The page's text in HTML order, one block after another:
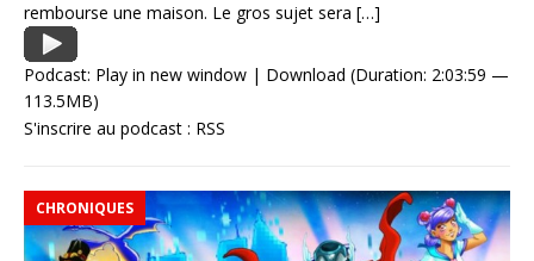
rembourse une maison. Le gros sujet sera […]
Podcast: Play in new window | Download (Duration: 2:03:59 —
113.5MB)
S'inscrire au podcast : RSS
CHRONIQUES